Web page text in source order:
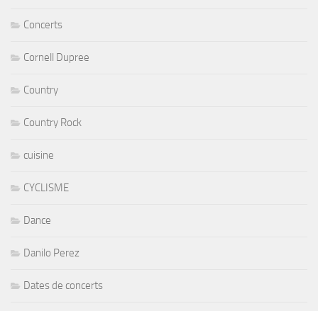
Concerts
Cornell Dupree
Country
Country Rock
cuisine
CYCLISME
Dance
Danilo Perez
Dates de concerts